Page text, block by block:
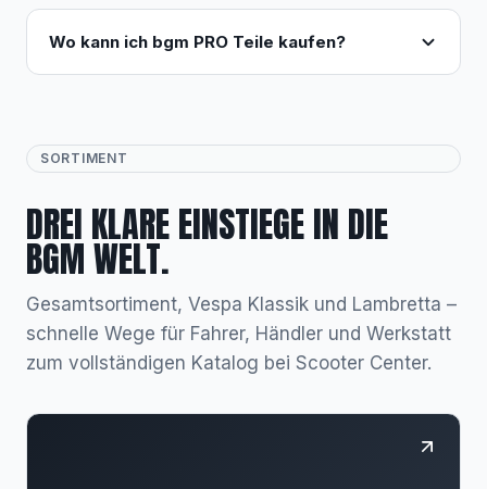
Wo kann ich bgm PRO Teile kaufen?
SORTIMENT
DREI KLARE EINSTIEGE IN DIE
BGM WELT.
Gesamtsortiment, Vespa Klassik und Lambretta –
schnelle Wege für Fahrer, Händler und Werkstatt
zum vollständigen Katalog bei Scooter Center.